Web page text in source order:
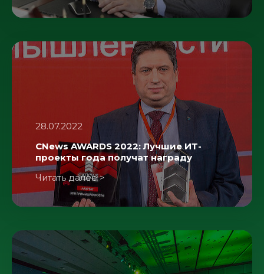
28.07.2022
CNews AWARDS 2022: Лучшие ИТ-
проекты года получат награду
Читать далее >